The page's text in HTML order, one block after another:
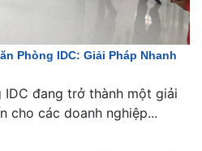
Phòng IDC: Giải Pháp Nhanh
IDC đang trở thành một giải
cho các doanh nghiệp...